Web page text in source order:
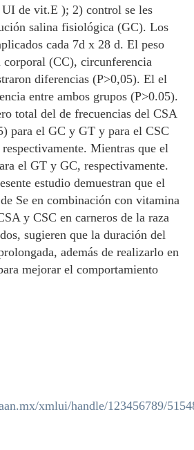
de vit.E ); 2) control se les
salina fisiológica (GC). Los
cada 7d x 28 d. El peso
(CC), circunferencia
diferencias (P>0,05). El el
entre ambos grupos (P>0.05).
total del de frecuencias del CSA
para el GC y GT y para el CSC
Mientras que el
el GT y GC, respectivamente.
estudio demuestran que el
Se en combinación con vitamina
y CSC en carneros de la raza
sugieren que la duración del
además de realizarlo en
mejorar el comportamiento
xmlui/handle/123456789/